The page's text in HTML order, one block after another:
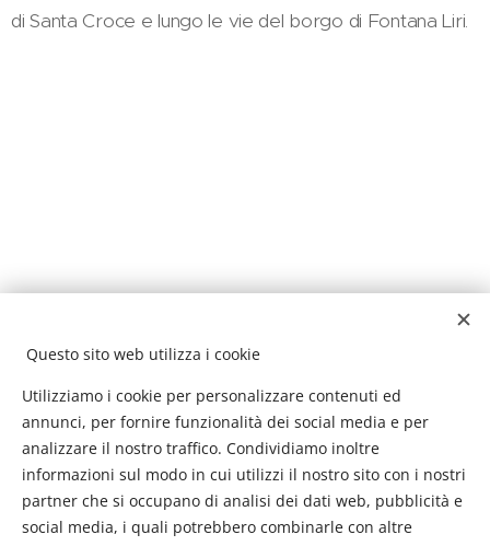
di Santa Croce e lungo le vie del borgo di Fontana Liri.
Questo sito web utilizza i cookie
Utilizziamo i cookie per personalizzare contenuti ed
annunci, per fornire funzionalità dei social media e per
analizzare il nostro traffico. Condividiamo inoltre
informazioni sul modo in cui utilizzi il nostro sito con i nostri
partner che si occupano di analisi dei dati web, pubblicità e
social media, i quali potrebbero combinarle con altre